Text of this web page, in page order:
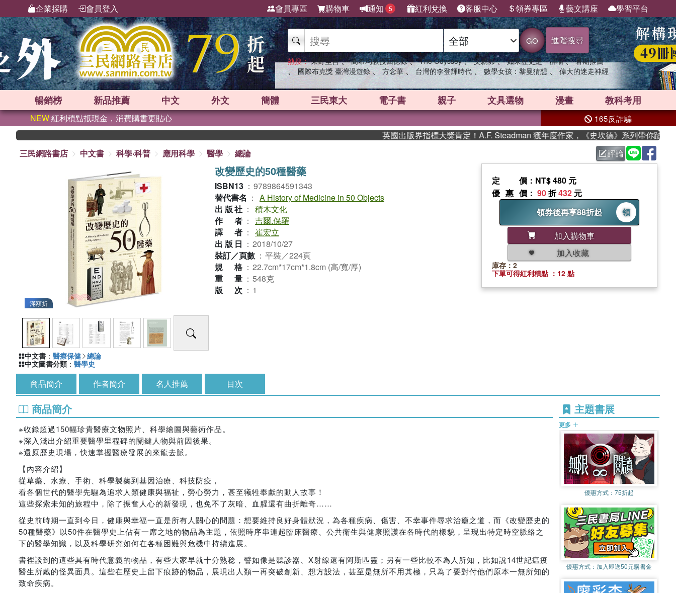
企業採購 會員登入 會員專區 購物車 通知 5 紅利兌換 客服中心 領券專區 藝文講座 學習平台
GO 進階搜尋
熱搜： 東野圭吾 、 高希均教授回憶錄 、 The Odyssey 、 父親節 、 如果歷史是一群喵 、 暑期推薦
、 國際布克獎 臺灣漫遊錄 、 方念華 、 台灣的李登輝時代 、 數學女孩：黎曼猜想 、 偉大的迷走神經
暢銷榜 新品推薦 中文 外文 簡體 三民東大 電子書 親子 文具選物 漫畫 教科考用
NEW紅利積點抵現金，消費購書更貼心 165反詐騙
英國出版界指標大獎肯定！A.F. Steadman 獲年度作家，《史坎德》系列帶你踏上熱血奇幻
三民網路書店
中文書 科學‧科普 應用科學 醫學 總論 評論
滿額折
改變歷史的50種醫藥
ISBN13 ： 9789864591343
替代書名 ： A History of Medicine in 50 Objects
出版社 ： 積木文化
作者 ： 吉爾.保羅
譯者 ： 崔宏立
出版日 ： 2018/10/27
裝訂／頁數 ： 平裝／224頁
規格 ： 22.7cm*17cm*1.8cm (高/寬/厚)
重量 ： 548克
版次 ： 1
定價 ：NT$ 480 元
優惠價 ： 90折432 元
領券後再享88折起
領
加入購物車
加入收藏
庫存：2
下單可得紅利積點 ：12 點
中文書 ： 醫療保健 總論
中文圖書分類 ： 醫學史
商品簡介 作者簡介 名人推薦 目次
商品簡介
※收錄超過150幅珍貴醫療文物照片、科學繪圖與藝術作品。
※深入淺出介紹重要醫學里程碑的關鍵人物與前因後果。
※還原歷史現場，快速掌握醫療發展的來龍去脈。
【內容介紹】
從草藥、水療、手術、科學製藥到基因治療、科技防疫，
看各個世代的醫學先驅為追求人類健康與福祉，勞心勞力，甚至犧牲奉獻的動人故事！
這些探索未知的旅程中，除了振奮人心的新發現，也免不了灰暗、血腥還有曲折離奇……
從史前時期一直到今日，健康與幸福一直是所有人關心的問題：想要維持良好身體狀況，為各種疾病、傷害、不幸事件尋求治癒之道，而《改變歷史的
50種醫藥》以50件在醫學史上佔有一席之地的物品為主題，依照時序串連起臨床醫療、公共衛生與健康照護在各時代的樣貌，呈現出特定時空脈絡之
下的醫學知識，以及科學研究如何在各種困難與危機中持續進展。
書裡談到的這些具有時代意義的物品，有些大家早就十分熟稔，譬如像是聽診器、X射線還有阿斯匹靈；另有一些比較不為人所知，比如說14世紀瘟疫
醫生所戴的怪異面具。這些在歷史上留下痕跡的物品，展現出人類一再突破創新、想方設法，甚至是無所不用其極，只為了要對付他們原本一無所知的
致命疾病。
主題書展
更多
優惠方式： 75折起
優惠方式： 加入即送50元購書金